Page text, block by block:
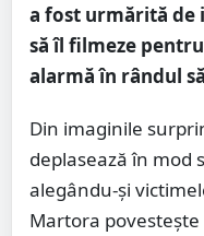
a fost urmărită de
să îl filmeze
alarmă în rândul
Din imaginile
deplasează în mod
alegându-și
Martora